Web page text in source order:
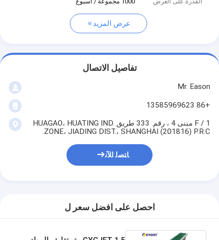
عرض المزيد
تفاصيل الاتصال
Mr. Eason
+86 13585969623
1 / F مبنى 4 ، رقم. 333 طريق HUAGAO، HUATING IND.
ZONE، JIADING DIST.، SHANGHAI (201816) P.R.C.
ﺎﺘﺼﻟ ﺍﻶﻧ
احصل على افضل سعر ل